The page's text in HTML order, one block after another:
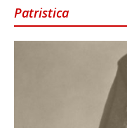
Patristica